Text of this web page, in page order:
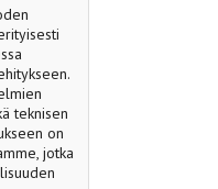
teknisen
on
jotka